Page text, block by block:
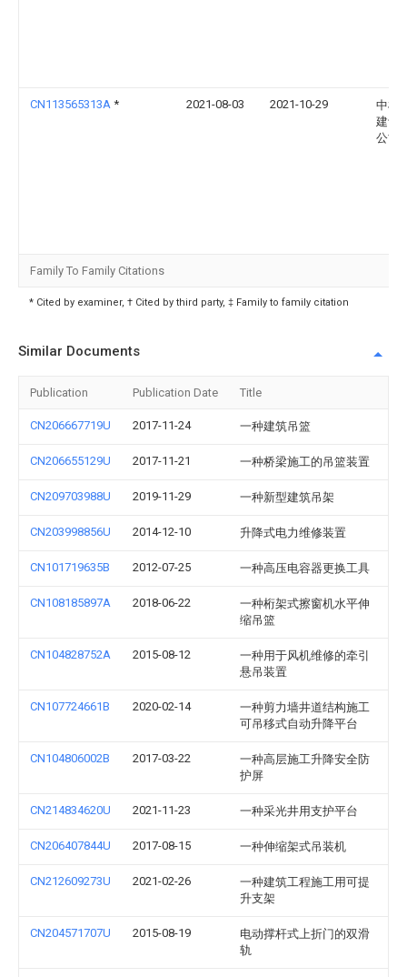
CN113565313A * 2021-08-03 2021-10-29
中机
建设
公司
Family To Family Citations
* Cited by examiner, † Cited by third party, ‡ Family to family citation
Similar Documents
Publication Publication Date Title
CN206667719U 2017-11-24 一种建筑吊篮
CN206655129U 2017-11-21 一种桥梁施工的吊篮装置
CN209703988U 2019-11-29 一种新型建筑吊架
CN203998856U 2014-12-10 升降式电力维修装置
CN101719635B 2012-07-25 一种高压电容器更换工具
CN108185897A 2018-06-22
一种桁架式擦窗机水平伸
缩吊篮
CN104828752A 2015-08-12
一种用于风机维修的牵引
悬吊装置
CN107724661B 2020-02-14
一种剪力墙井道结构施工
可吊移式自动升降平台
CN104806002B 2017-03-22
一种高层施工升降安全防
护屏
CN214834620U 2021-11-23 一种采光井用支护平台
CN206407844U 2017-08-15 一种伸缩架式吊装机
CN212609273U 2021-02-26
一种建筑工程施工用可提
升支架
CN204571707U 2015-08-19
电动撑杆式上折门的双滑
轨